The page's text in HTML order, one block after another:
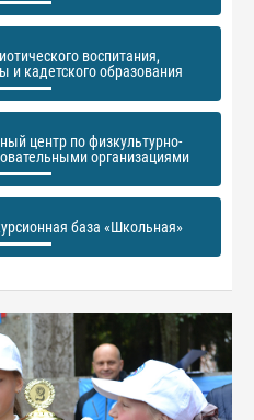
воспитания,
и кадетского образования
центр по физкультурно-
организациями
база «Школьная»